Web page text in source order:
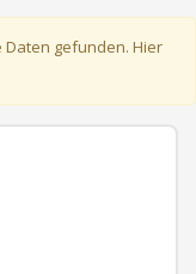
gefunden. Hier